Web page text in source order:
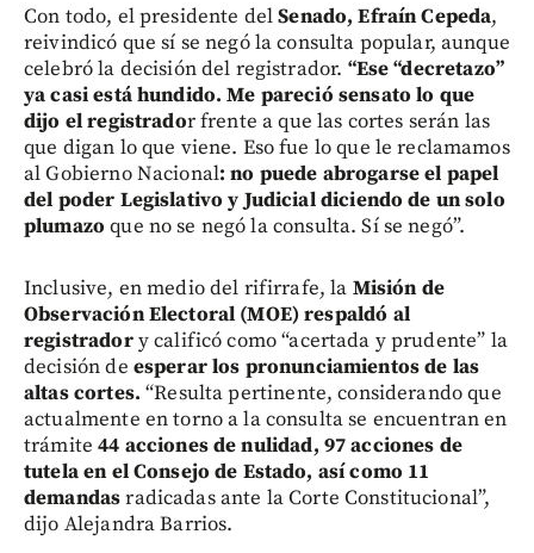
Con todo, el presidente delSenado, Efraín Cepeda,
reivindicó que sí se negó la consulta popular, aunque
celebró la decisión del registrador. “Ese “decretazo”
ya casi está hundido. Me pareció sensato lo que
dijo el registrador frente a que las cortes serán las
que digan lo que viene. Eso fue lo que le reclamamos
al Gobierno Nacional: no puede abrogarse el papel
del poder Legislativo y Judicial diciendo de un solo
plumazo que no se negó la consulta. Sí se negó”.
Inclusive, en medio del rifirrafe, la Misión de
Observación Electoral (MOE) respaldó al
registradory calificó como “acertada y prudente” la
decisión de esperar los pronunciamientos de las
altas cortes. “Resulta pertinente, considerando que
actualmente en torno a la consulta se encuentran en
trámite 44 acciones de nulidad, 97 acciones de
tutela en el Consejo de Estado, así como 11
demandasradicadas ante la Corte Constitucional”,
dijo Alejandra Barrios.